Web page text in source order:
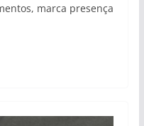
marca presença